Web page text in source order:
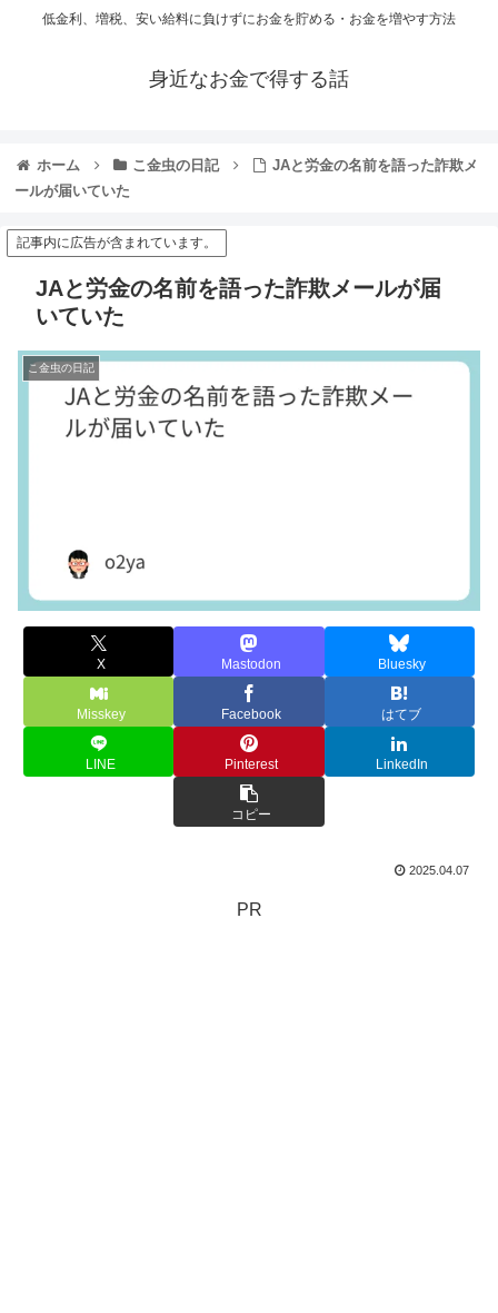
低金利、増税、安い給料に負けずにお金を貯める・お金を増やす方法
身近なお金で得する話
ホーム こ金虫の日記
JAと労金の名前を語った詐欺メ
ールが届いていた
記事内に広告が含まれています。
JAと労金の名前を語った詐欺メールが届
いていた
こ金虫の日記
X Mastodon Bluesky
Misskey Facebook はてブ
LINE Pinterest LinkedIn
コピー
2025.04.07
PR